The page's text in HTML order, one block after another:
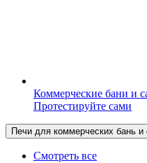
Коммерческие бани и
Протестируйте сами
Печи для коммерческих бань и
Смотреть все